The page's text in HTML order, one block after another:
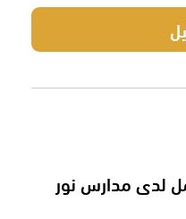
لدى مدارس نور